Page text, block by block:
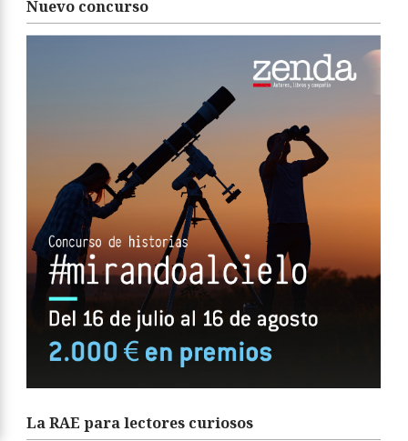
Nuevo concurso
La RAE para lectores curiosos